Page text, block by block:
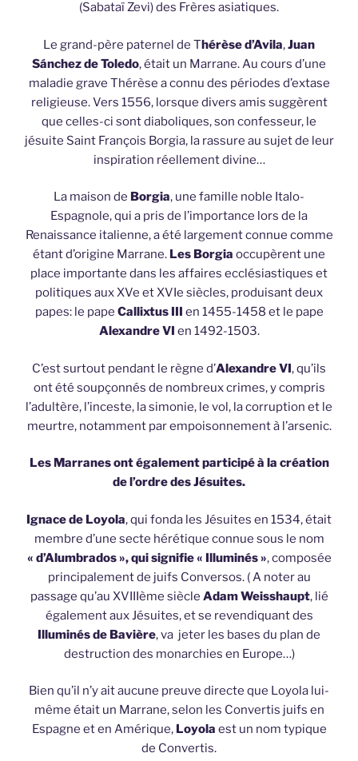
(Sabataï Zevi) des Frères asiatiques.
Le grand-père paternel de Thérèse d’Avila,Juan
Sánchez de Toledo, était un Marrane. Au cours d’une
maladie grave Thérèse a connu des périodes d’extase
religieuse. Vers 1556, lorsque divers amis suggèrent
que celles-ci sont diaboliques, son confesseur, le
jésuite Saint François Borgia, la rassure au sujet de leur
inspiration réellement divine…
La maison de Borgia, une famille noble Italo-
Espagnole, qui a pris de l’importance lors de la
Renaissance italienne, a été largement connue comme
étant d’origine Marrane. Les Borgia occupèrent une
place importante dans les affaires ecclésiastiques et
politiques aux XVe et XVIe siècles, produisant deux
papes: le pape Callixtus III en 1455-1458 et le pape
Alexandre VI en 1492-1503.
C’est surtout pendant le règne d’Alexandre VI, qu’ils
ont été soupçonnés de nombreux crimes, y compris
l’adultère, l’inceste, la simonie, le vol, la corruption et le
meurtre, notamment par empoisonnement à l’arsenic.
Les Marranes ont également participé à la création
de l’ordre des Jésuites.
Ignace de Loyola, qui fonda les Jésuites en 1534, était
membre d’une secte hérétique connue sous le nom
« d’Alumbrados », qui signifie « Illuminés », composée
principalement de juifs Conversos. ( A noter au
passage qu’au XVIIIème siècle Adam Weisshaupt, lié
également aux Jésuites, et se revendiquant des
Illuminés de Bavière, va jeter les bases du plan de
destruction des monarchies en Europe…)
Bien qu’il n’y ait aucune preuve directe que Loyola lui-
même était un Marrane, selon les Convertis juifs en
Espagne et en Amérique, Loyola est un nom typique
de Convertis.